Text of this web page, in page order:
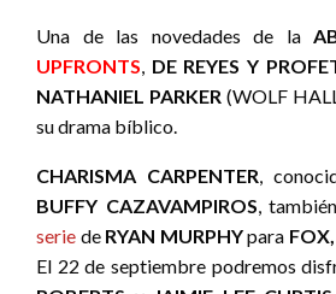
Una de las novedades de la
UPFRONTS, DE REYES Y
NATHANIEL PARKER(WOLF
su drama bíblico.
CHARISMA CARPENTER,
BUFFY CAZAVAMPIROS,
serie de RYAN MURPHYpara
El 22 de septiembre podremos